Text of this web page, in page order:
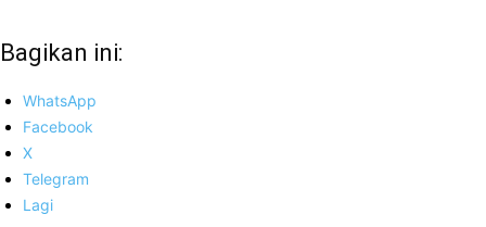
Bagikan ini:
WhatsApp
Facebook
X
Telegram
Lagi